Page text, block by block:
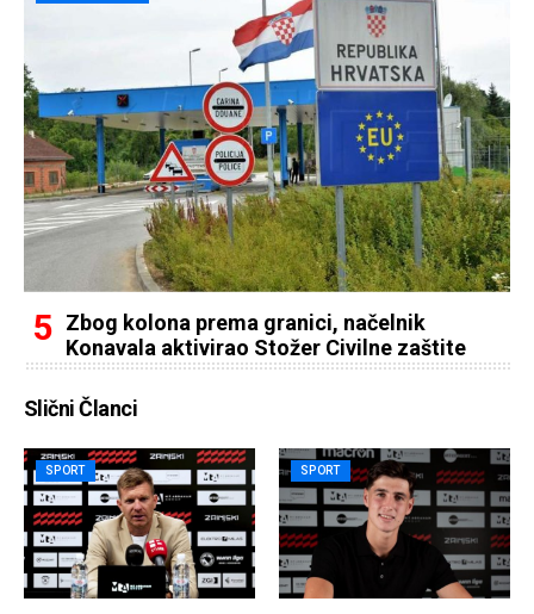
Zbog kolona prema granici, načelnik
Konavala aktivirao Stožer Civilne zaštite
Slični Članci
SPORT SPORT